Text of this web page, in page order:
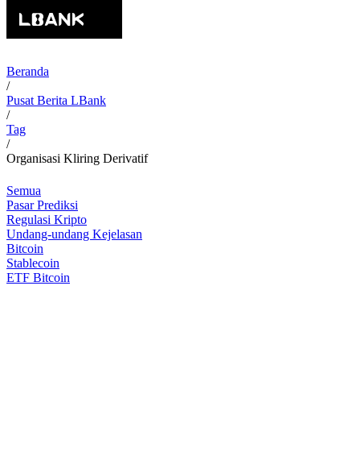
Beranda
/
Pusat Berita LBank
/
Tag
/
Organisasi Kliring Derivatif
Semua
Pasar Prediksi
Regulasi Kripto
Undang-undang Kejelasan
Bitcoin
Stablecoin
ETF Bitcoin